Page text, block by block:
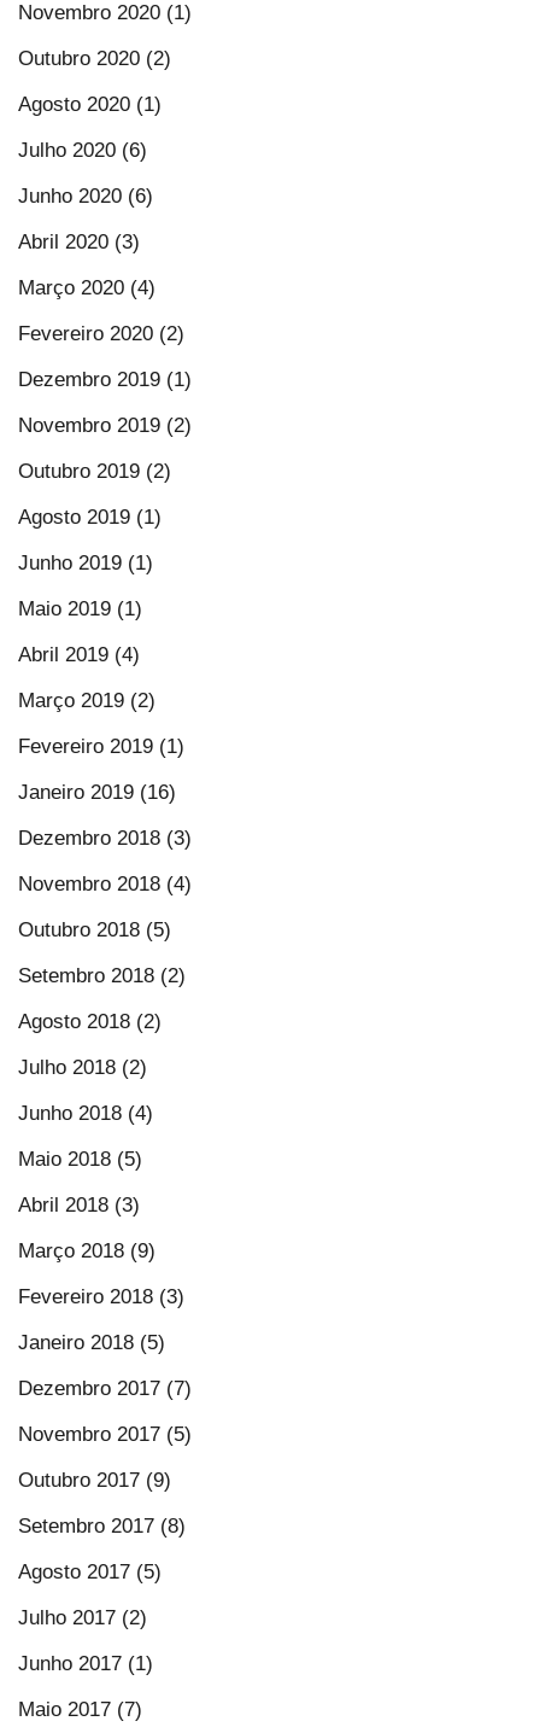
Novembro 2020 (1)
Outubro 2020 (2)
Agosto 2020 (1)
Julho 2020 (6)
Junho 2020 (6)
Abril 2020 (3)
Março 2020 (4)
Fevereiro 2020 (2)
Dezembro 2019 (1)
Novembro 2019 (2)
Outubro 2019 (2)
Agosto 2019 (1)
Junho 2019 (1)
Maio 2019 (1)
Abril 2019 (4)
Março 2019 (2)
Fevereiro 2019 (1)
Janeiro 2019 (16)
Dezembro 2018 (3)
Novembro 2018 (4)
Outubro 2018 (5)
Setembro 2018 (2)
Agosto 2018 (2)
Julho 2018 (2)
Junho 2018 (4)
Maio 2018 (5)
Abril 2018 (3)
Março 2018 (9)
Fevereiro 2018 (3)
Janeiro 2018 (5)
Dezembro 2017 (7)
Novembro 2017 (5)
Outubro 2017 (9)
Setembro 2017 (8)
Agosto 2017 (5)
Julho 2017 (2)
Junho 2017 (1)
Maio 2017 (7)